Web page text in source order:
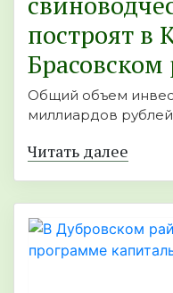
построят в
Брасовском
Общий объем
миллиардов рублей
Читать далее